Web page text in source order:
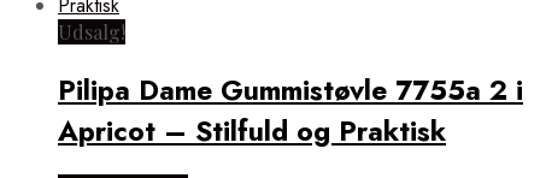
Udsalg!
Pilipa Dame Gummistøvle 7755a 2 i
Apricot – Stilfuld og Praktisk